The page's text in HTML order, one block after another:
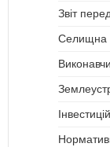
Звіт
Селищна